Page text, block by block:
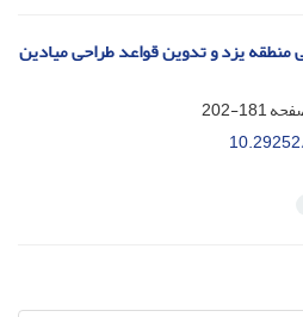
منطقه ‌یزد و تدوین قواعد طراحی میادین
181-202